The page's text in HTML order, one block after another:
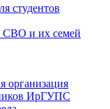
студентов
СВО и их семей
организация
ИрГУПС